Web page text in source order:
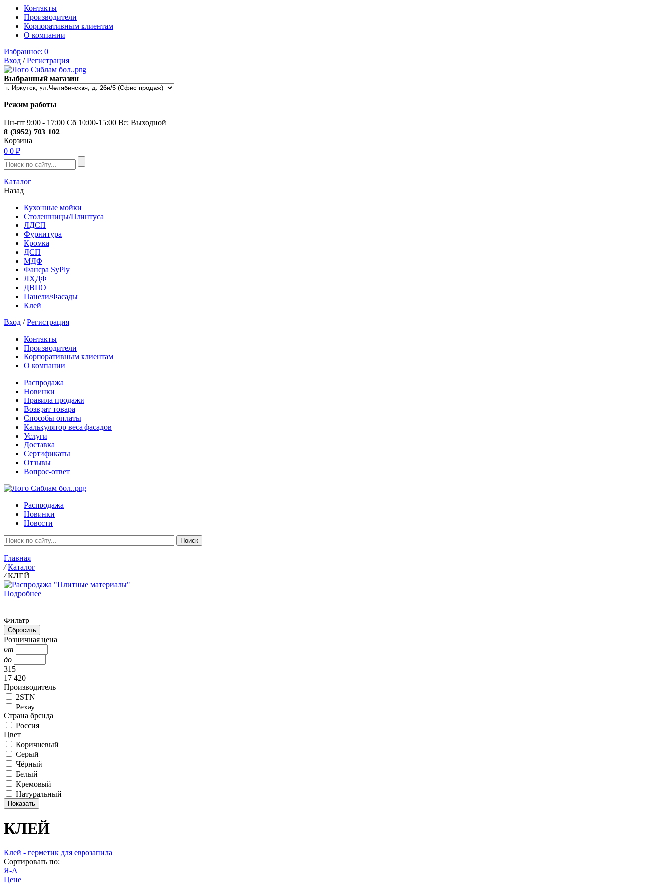
Контакты
Производители
Корпоративным клиентам
О компании
Избранное: 0
Вход /Регистрация
Выбранный магазин
Режим работы
Пн-пт 9:00 - 17:00 Сб 10:00-15:00 Вс: Выходной
8-(3952)-703-102
Корзина
0 0 ₽
Каталог
Назад
Кухонные мойки
Столешницы/Плинтуса
ЛДСП
Фурнитура
Кромка
ДСП
МДФ
Фанера SyPly
ЛХДФ
ДВПО
Панели/Фасады
Клей
Вход /Регистрация
Контакты
Производители
Корпоративным клиентам
О компании
Распродажа
Новинки
Правила продажи
Возврат товара
Способы оплаты
Калькулятор веса фасадов
Услуги
Доставка
Сертификаты
Отзывы
Вопрос-ответ
Распродажа
Новинки
Новости
Главная
/ Каталог
/ КЛЕЙ
Подробнее
Фильтр
Розничная цена
от
до
315
17 420
Производитель
2STN
Рехау
Страна бренда
Россия
Цвет
Коричневый
Серый
Чёрный
Белый
Кремовый
Натуральный
КЛЕЙ
Клей - герметик для еврозапила
Сортировать по:
Я-А
Цене